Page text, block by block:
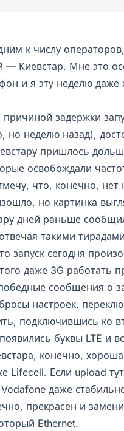
к числу
— Киевстар. Мне это
и я эту неделю
задержки
но неделю назад),
пришлось
освобождали
что, конечно,
но картинка
дней раньше
такими
запуск сегодня
даже 3G работать
сообщения о
настроек,
подключившись ко
буквы LTE и
конечно,
Lifecell. Если upload
даже
прекрасен и
Ethernet.